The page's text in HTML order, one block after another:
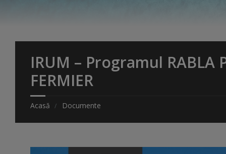
IRUM – Programul RABLA
FERMIER
Acasă Documente